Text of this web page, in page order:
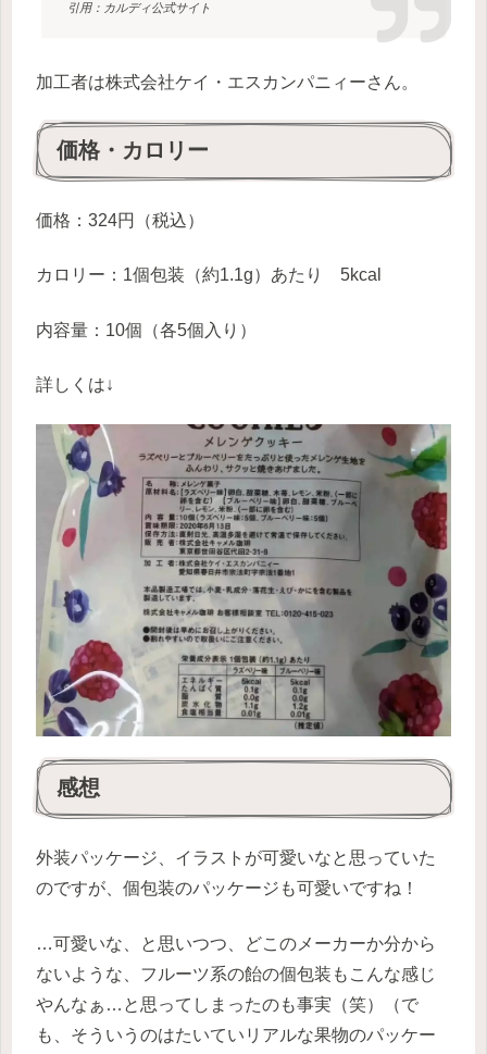
引用：カルディ公式サイト
加工者は株式会社ケイ・エスカンパニィーさん。
価格・カロリー
価格：324円（税込）
カロリー：1個包装（約1.1g）あたり 5kcal
内容量：10個（各5個入り）
詳しくは↓
感想
外装パッケージ、イラストが可愛いなと思っていた
のですが、個包装のパッケージも可愛いですね！
…可愛いな、と思いつつ、どこのメーカーか分から
ないような、フルーツ系の飴の個包装もこんな感じ
やんなぁ…と思ってしまったのも事実（笑）（で
も、そういうのはたいていリアルな果物のパッケー